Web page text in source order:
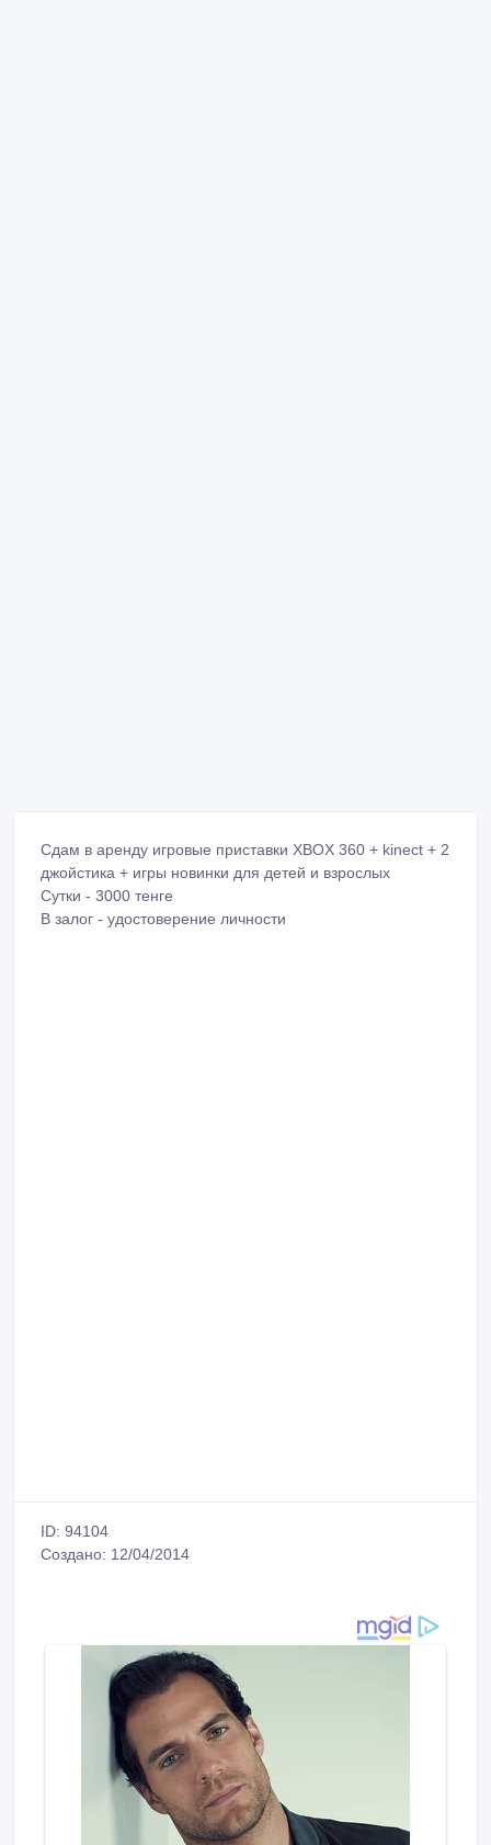
Сдам в аренду игровые приставки XBOX 360 + kinect + 2
джойстика + игры новинки для детей и взрослых
Сутки - 3000 тенге
В залог - удостоверение личности
ID: 94104
Создано: 12/04/2014